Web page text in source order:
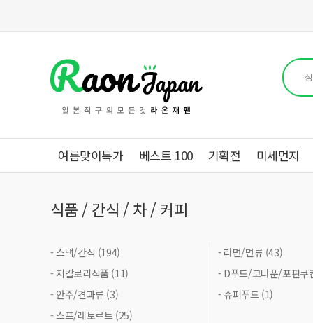
여름맞이특가 베스트 100 기획전 미세먼지
식품 / 간식 / 차 / 커피
- 스낵/간식 (194)
- 라면/면류 (43)
- 저칼로리식품 (11)
- D푸드/코나푼/포핀쿠
- 안주/견과류 (3)
- 슈퍼푸드 (1)
- 스프/레토르트 (25)